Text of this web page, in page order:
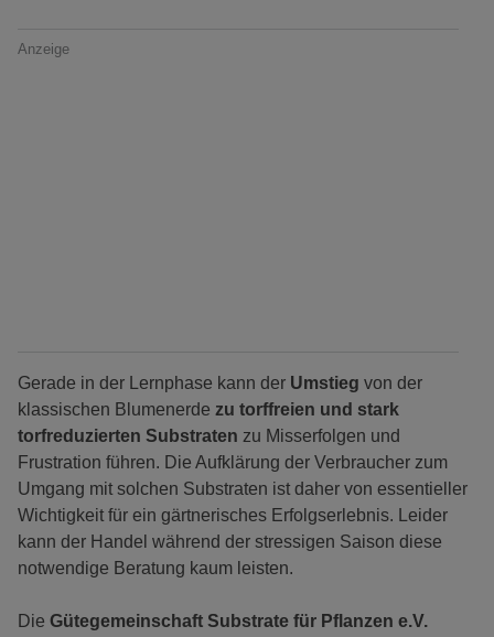
Anzeige
Gerade in der Lernphase kann der Umstieg von der
klassischen Blumenerde zu torffreien und stark
torfreduzierten Substraten zu Misserfolgen und
Frustration führen. Die Aufklärung der Verbraucher zum
Umgang mit solchen Substraten ist daher von essentieller
Wichtigkeit für ein gärtnerisches Erfolgserlebnis. Leider
kann der Handel während der stressigen Saison diese
notwendige Beratung kaum leisten.
Die Gütegemeinschaft Substrate für Pflanzen e.V.